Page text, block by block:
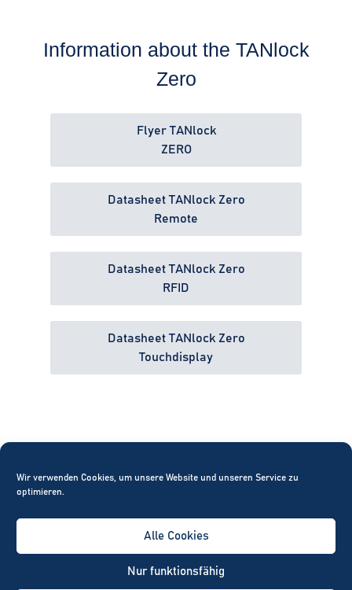
Wir verwenden Cookies, um unsere Website und unseren Service zu
optimieren.
Alle Cookies
Nur funktionsfähig
Information about the TANlock
Zero
Flyer TANlock
ZERO
Datasheet TANlock Zero
Remote
Datasheet TANlock Zero
RFID
Datasheet TANlock Zero
Touchdisplay
Which TANlock is right for you?
TANlock 3